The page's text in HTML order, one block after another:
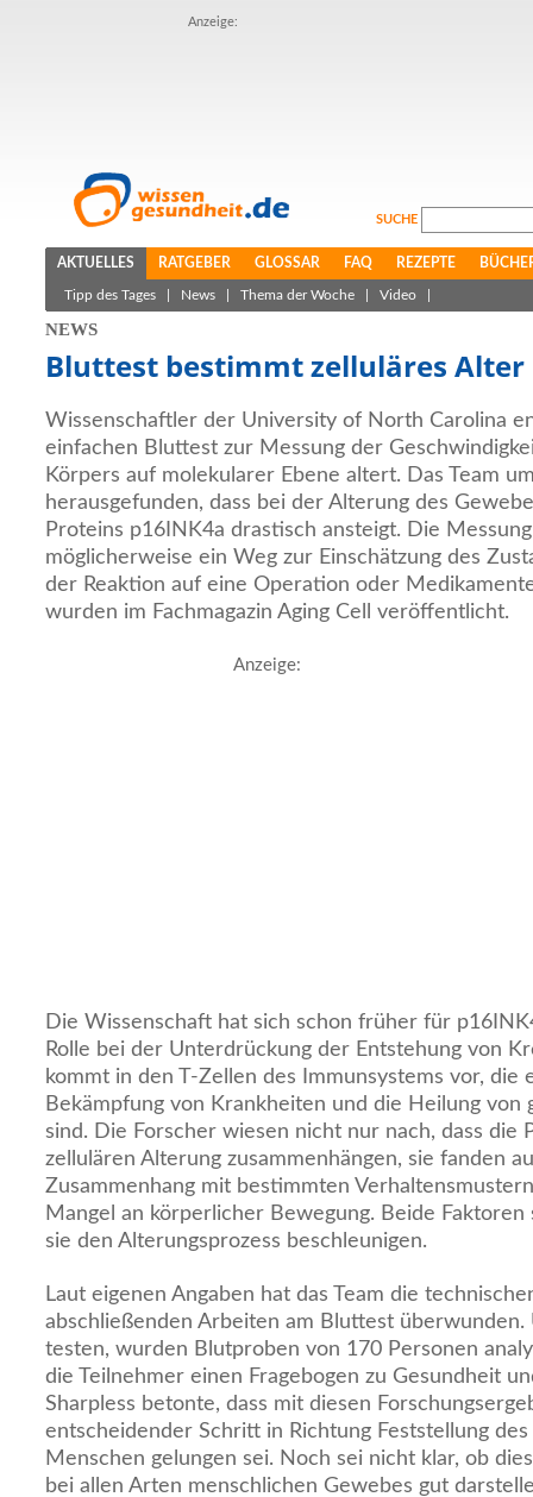
Anzeige:
SUCHE
AKTUELLES RATGEBER GLOSSAR FAQ REZEPTE
Tipp des Tages News Thema der Woche Video
NEWS
Bluttest bestimmt zelluläres Alter
Wissenschaftler der University of North Carolina
einfachen Bluttest zur Messung der
Körpers auf molekularer Ebene altert. Das Team
herausgefunden, dass bei der Alterung des
Proteins p16INK4a drastisch ansteigt. Die
möglicherweise ein Weg zur Einschätzung des
der Reaktion auf eine Operation oder
wurden im Fachmagazin Aging Cell veröffentlicht.
Anzeige:
Die Wissenschaft hat sich schon früher für
Rolle bei der Unterdrückung der Entstehung von
kommt in den T-Zellen des Immunsystems vor, die
Bekämpfung von Krankheiten und die Heilung von
sind. Die Forscher wiesen nicht nur nach, dass die
zellulären Alterung zusammenhängen, sie fanden
Zusammenhang mit bestimmten
Mangel an körperlicher Bewegung. Beide Faktoren
sie den Alterungsprozess beschleunigen.
Laut eigenen Angaben hat das Team die
abschließenden Arbeiten am Bluttest überwunden.
testen, wurden Blutproben von 170 Personen
die Teilnehmer einen Fragebogen zu Gesundheit
Sharpless betonte, dass mit diesen
entscheidender Schritt in Richtung Feststellung
Menschen gelungen sei. Noch sei nicht klar, ob
bei allen Arten menschlichen Gewebes gut